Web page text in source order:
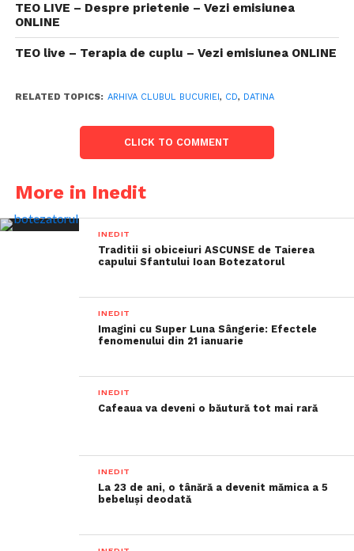
TEO LIVE – Despre prietenie – Vezi emisiunea
ONLINE
TEO live – Terapia de cuplu – Vezi emisiunea ONLINE
RELATED TOPICS: ARHIVA CLUBUL BUCURIEI, CD, DATINA
CLICK TO COMMENT
More in Inedit
INEDIT
Traditii si obiceiuri ASCUNSE de Taierea
capului Sfantului Ioan Botezatorul
INEDIT
Imagini cu Super Luna Sângerie: Efectele
fenomenului din 21 ianuarie
INEDIT
Cafeaua va deveni o băutură tot mai rară
INEDIT
La 23 de ani, o tânără a devenit mămica a 5
bebeluși deodată